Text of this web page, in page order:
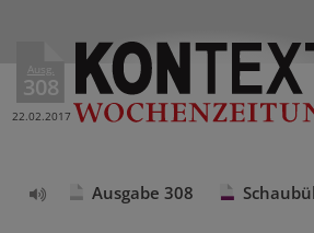
Ausg.
308
22.02.2017
Ausgabe 308